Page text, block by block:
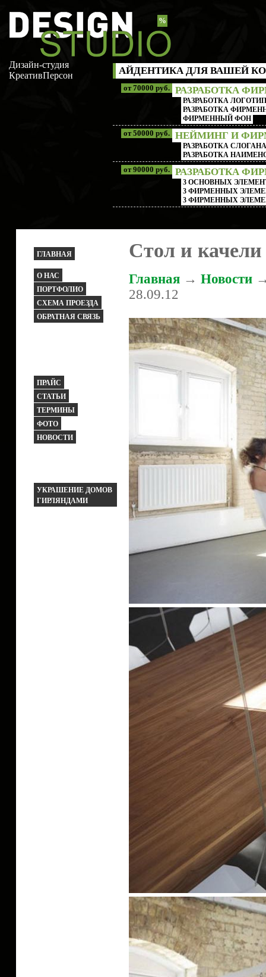
Дизайн-студия
КреативПерсон
%
АЙДЕНТИКА ДЛЯ ВАШЕЙ
РАЗРАБОТКА
РАЗРАБОТКА
РАЗРАБОТКА
ФИРМЕННЫЙ ФОН
от 70000 руб.
НЕЙМИНГ И
РАЗРАБОТКА
РАЗРАБОТКА
от 50000 руб.
РАЗРАБОТКА
3 ОСНОВНЫХ
3 ФИРМЕННЫХ
3 ФИРМЕННЫХ
от 90000 руб.
ГЛАВНАЯ
О НАС
ПОРТФОЛИО
СХЕМА ПРОЕЗДА
ОБРАТНАЯ СВЯЗЬ
ПРАЙС
СТАТЬИ
ТЕРМИНЫ
ФОТО
НОВОСТИ
УКРАШЕНИЕ ДОМОВ
ГИРЛЯНДАМИ
Стол и качели
Главная → Новости
28.09.12